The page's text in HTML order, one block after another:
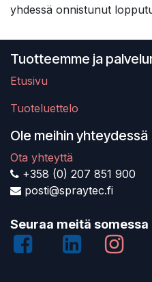
yhdessä onnistunut
Tuotteemme ja
Etusivu
Tuoteluettelo
Ole meihin yhteydessä
Ota yhteyttä
+358 (0) 207 851 900
posti@spraytec.fi
Seuraa meitä somessa